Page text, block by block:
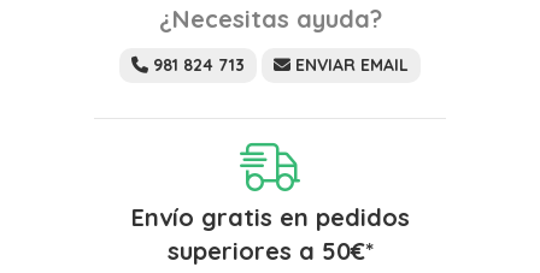
¿Necesitas ayuda?
981 824 713 ENVIAR EMAIL
Envío gratis en pedidos
superiores a 50€*